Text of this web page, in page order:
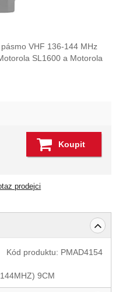
VHF 136-144 MHz
SL1600 a Motorola
Koupit
prodejci
Kód produktu: PMAD4154
9CM